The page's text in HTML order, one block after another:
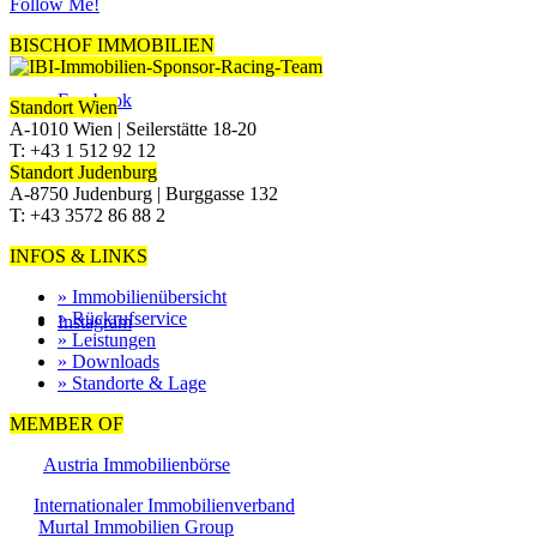
Facebook
Instagram
BISCHOF IMMOBILIEN
Standort Wien
A-1010 Wien | Seilerstätte 18-20
T: +43 1 512 92 12
Standort Judenburg
A-8750 Judenburg | Burggasse 132
T: +43 3572 86 88 2
INFOS & LINKS
» Immobilienübersicht
» Rückrufservice
» Leistungen
» Downloads
» Standorte & Lage
MEMBER OF
Austria Immobilienbörse
Internationaler Immobilienverband
Murtal Immobilien Group